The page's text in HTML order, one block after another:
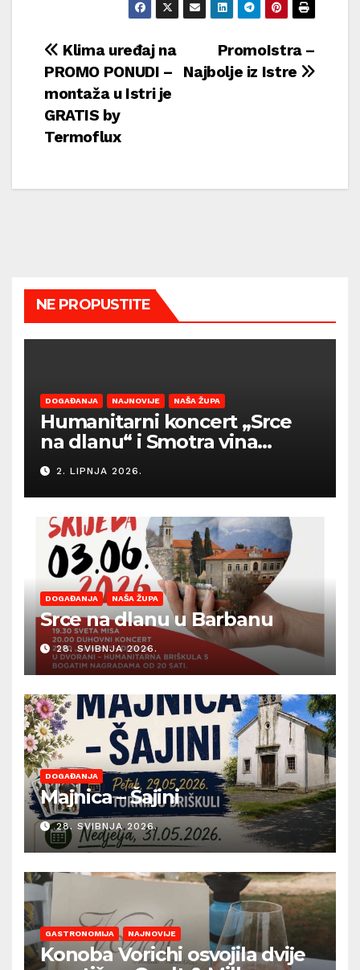
Navigacija
objava
PromoIstra –
Najbolje iz Istre
Klima uređaj na
PROMO PONUDI –
montaža u Istri je
GRATIS by
Termoflux
NE PROPUSTITE
DOGAĐANJA NAJNOVIJE NAŠA ŽUPA
Humanitarni koncert „Srce
na dlanu“ i Smotra vina
Općine Barban otvaraju
sezonu ljetnih događanja
2. LIPNJA 2026.
DOGAĐANJA NAŠA ŽUPA
Srce na dlanu u Barbanu
28. SVIBNJA 2026.
DOGAĐANJA
Majnica – Šajini
28. SVIBNJA 2026.
GASTRONOMIJA NAJNOVIJE
Konoba Vorichi osvojila dvije